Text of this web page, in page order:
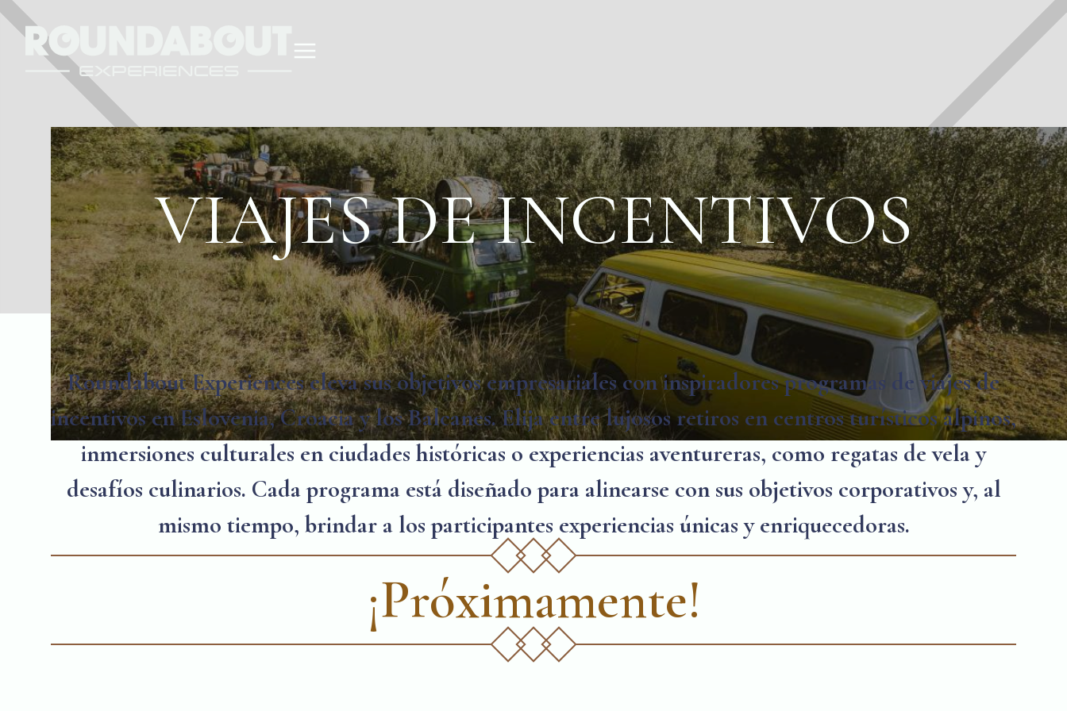
VIAJES DE INCENTIVOS
Roundabout Experiences eleva sus objetivos empresariales con inspiradores programas de viajes de
incentivos en Eslovenia, Croacia y los Balcanes. Elija entre lujosos retiros en centros turísticos alpinos,
inmersiones culturales en ciudades históricas o experiencias aventureras, como regatas de vela y
desafíos culinarios. Cada programa está diseñado para alinearse con sus objetivos corporativos y, al
mismo tiempo, brindar a los participantes experiencias únicas y enriquecedoras.
¡Próximamente!